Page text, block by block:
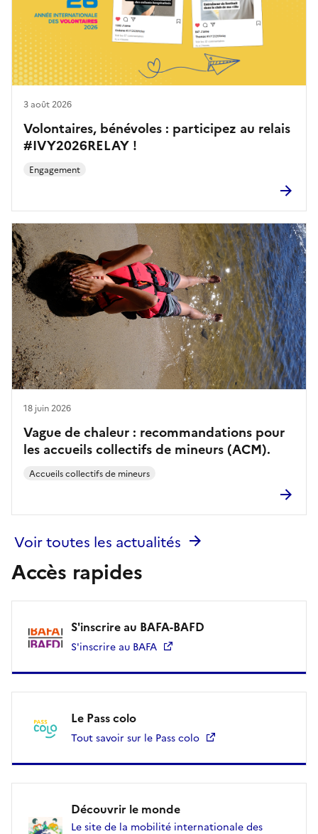
Volontaires, bénévoles : participez au relais
#IVY2026RELAY !
Engagement
3 août 2026
Vague de chaleur : recommandations pour
les accueils collectifs de mineurs (ACM).
Accueils collectifs de mineurs
18 juin 2026
Voir toutes les actualités
Accès rapides
S'inscrire au BAFA-BAFD
S'inscrire au BAFA
Le Pass colo
Tout savoir sur le Pass colo
Découvrir le monde
Le site de la mobilité internationale des